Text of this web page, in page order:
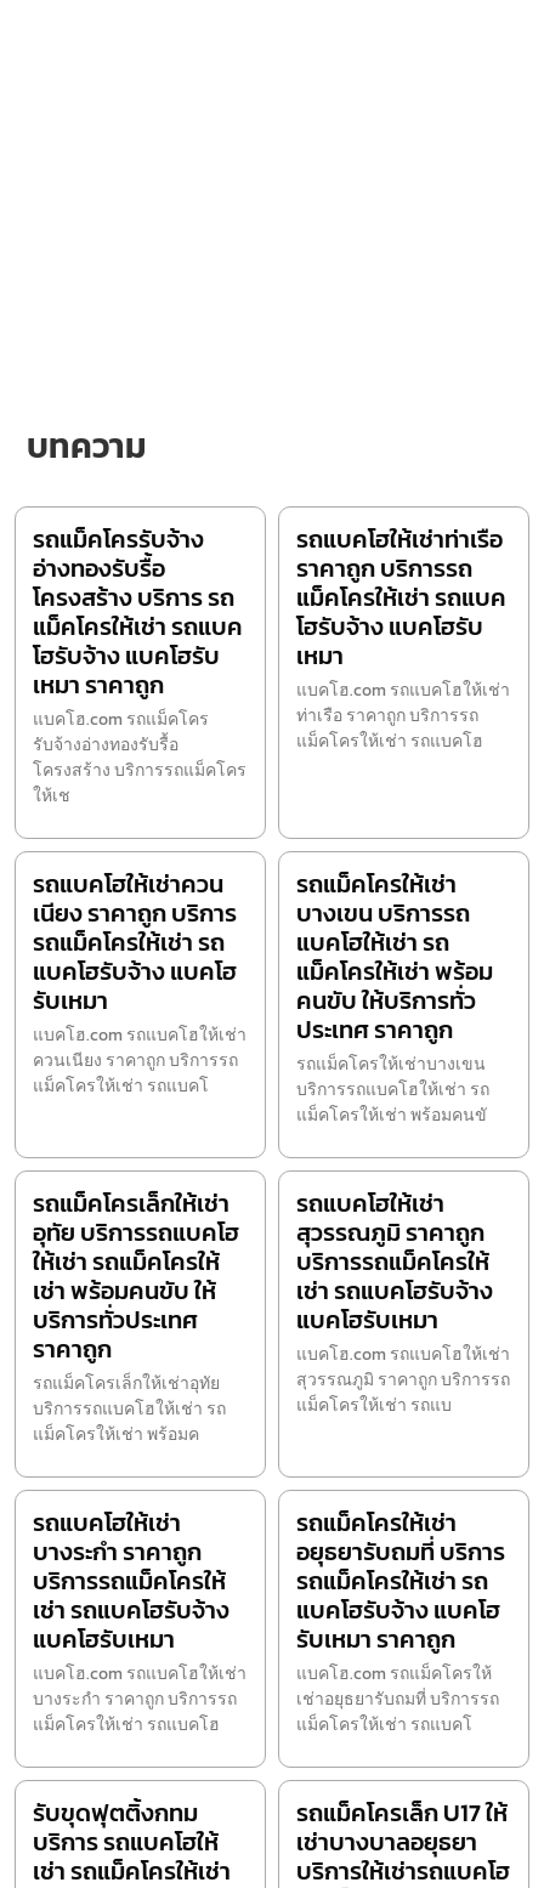
บทความ
รถแม็คโครรับจ้าง
อ่างทองรับรื้อ
โครงสร้าง บริการ รถ
แม็คโครให้เช่า รถแบค
โฮรับจ้าง แบคโฮรับ
เหมา ราคาถูก
แบคโฮ.com รถแม็คโคร
รับจ้างอ่างทองรับรื้อ
โครงสร้าง บริการรถแม็คโคร
ให้เช
รถแบคโฮให้เช่าท่าเรือ
ราคาถูก บริการรถ
แม็คโครให้เช่า รถแบค
โฮรับจ้าง แบคโฮรับ
เหมา
แบคโฮ.com รถแบคโฮให้เช่า
ท่าเรือ ราคาถูก บริการรถ
แม็คโครให้เช่า รถแบคโฮ
รถแบคโฮให้เช่าควน
เนียง ราคาถูก บริการ
รถแม็คโครให้เช่า รถ
แบคโฮรับจ้าง แบคโฮ
รับเหมา
แบคโฮ.com รถแบคโฮให้เช่า
ควนเนียง ราคาถูก บริการรถ
แม็คโครให้เช่า รถแบคโ
รถแม็คโครให้เช่า
บางเขน บริการรถ
แบคโฮให้เช่า รถ
แม็คโครให้เช่า พร้อม
คนขับ ให้บริการทั่ว
ประเทศ ราคาถูก
รถแม็คโครให้เช่าบางเขน
บริการรถแบคโฮให้เช่า รถ
แม็คโครให้เช่า พร้อมคนขั
รถแม็คโครเล็กให้เช่า
อุทัย บริการรถแบคโฮ
ให้เช่า รถแม็คโครให้
เช่า พร้อมคนขับ ให้
บริการทั่วประเทศ
ราคาถูก
รถแม็คโครเล็กให้เช่าอุทัย
บริการรถแบคโฮให้เช่า รถ
แม็คโครให้เช่า พร้อมค
รถแบคโฮให้เช่า
สุวรรณภูมิ ราคาถูก
บริการรถแม็คโครให้
เช่า รถแบคโฮรับจ้าง
แบคโฮรับเหมา
แบคโฮ.com รถแบคโฮให้เช่า
สุวรรณภูมิ ราคาถูก บริการรถ
แม็คโครให้เช่า รถแบ
รถแบคโฮให้เช่า
บางระกำ ราคาถูก
บริการรถแม็คโครให้
เช่า รถแบคโฮรับจ้าง
แบคโฮรับเหมา
แบคโฮ.com รถแบคโฮให้เช่า
บางระกำ ราคาถูก บริการรถ
แม็คโครให้เช่า รถแบคโฮ
รถแม็คโครให้เช่า
อยุธยารับถมที่ บริการ
รถแม็คโครให้เช่า รถ
แบคโฮรับจ้าง แบคโฮ
รับเหมา ราคาถูก
แบคโฮ.com รถแม็คโครให้
เช่าอยุธยารับถมที่ บริการรถ
แม็คโครให้เช่า รถแบคโ
รับขุดฟุตติ้งกทม
บริการ รถแบคโฮให้
เช่า รถแม็คโครให้เช่า
รถแม็คโครเล็ก U17 ให้
เช่าบางบาลอยุธยา
บริการให้เช่ารถแบคโฮ